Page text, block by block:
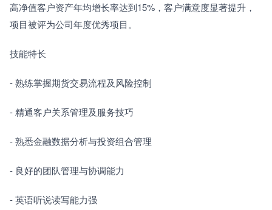
高净值客户资产年均增长率达到15%，客户满意度显著提升，
项目被评为公司年度优秀项目。
技能特长
- 熟练掌握期货交易流程及风险控制
- 精通客户关系管理及服务技巧
- 熟悉金融数据分析与投资组合管理
- 良好的团队管理与协调能力
- 英语听说读写能力强